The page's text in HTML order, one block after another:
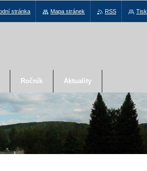
Ročník Aktuality
stránka Mapa stránek RSS Tisk